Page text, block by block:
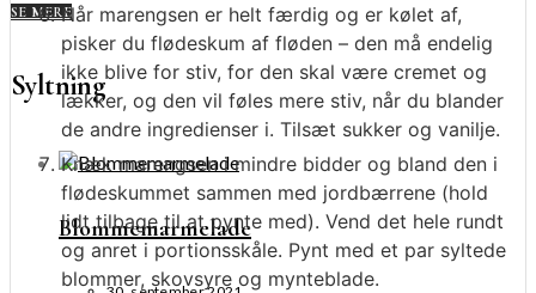
SE MERE
Syltning
Blommemarmelade
Når marengsen er helt færdig og er kølet af,
pisker du flødeskum af fløden – den må endelig
ikke blive for stiv, for den skal være cremet og
lækker, og den vil føles mere stiv, når du blander
de andre ingredienser i. Tilsæt sukker og vanilje.
Knæk marengsen i mindre bidder og bland den i
flødeskummet sammen med jordbærrene (hold
lidt tilbage til at pynte med). Vend det hele rundt
og anret i portionsskåle. Pynt med et par syltede
blommer, skovsyre og mynteblade.